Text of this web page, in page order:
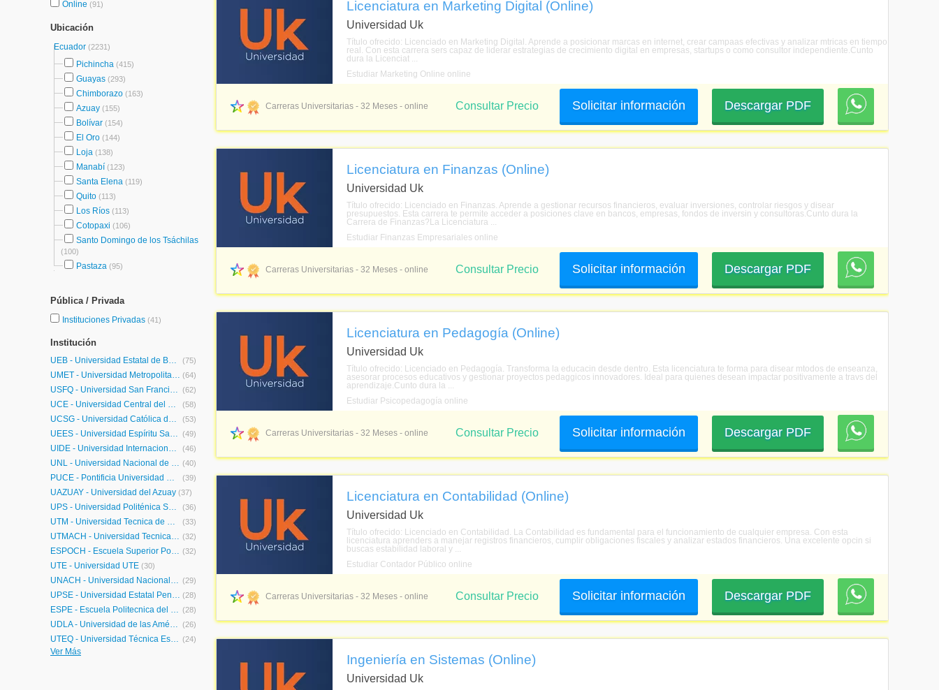
Online (91)
Ubicación
Ecuador (2231)
Pichincha (415)
Guayas (293)
Chimborazo (163)
Azuay (155)
Bolívar (154)
El Oro (144)
Loja (138)
Manabí (123)
Santa Elena (119)
Quito (113)
Los Ríos (113)
Cotopaxi (106)
Santo Domingo de los Tsáchilas
(100)
Pastaza (95)
Pública / Privada
Instituciones Privadas (41)
Institución
UEB - Universidad Estatal de Bolivar (75)
UMET - Universidad Metropolitana (64)
USFQ - Universidad San Francisco de Quito (62)
UCE - Universidad Central del Ecuador (58)
UCSG - Universidad Católica de Santiago de Guayaquil (53)
UEES - Universidad Espíritu Santo (49)
UIDE - Universidad Internacional de Ecuador (46)
UNL - Universidad Nacional de Loja (40)
PUCE - Pontificia Universidad Católica del Ecuador (39)
UAZUAY - Universidad del Azuay (37)
UPS - Universidad Politénica Salesiana (36)
UTM - Universidad Tecnica de Manabi (33)
UTMACH - Universidad Tecnica de Machala (32)
ESPOCH - Escuela Superior Politécnica del Chimborazo (32)
UTE - Universidad UTE (30)
UNACH - Universidad Nacional del Chimborazo (29)
UPSE - Universidad Estatal Peninsula de Santa Elena (28)
ESPE - Escuela Politecnica del Ejercito (28)
UDLA - Universidad de las Américas (26)
UTEQ - Universidad Técnica Estatal de Quevedo (24)
Ver Más
Licenciatura en Marketing Digital (Online)
Universidad Uk
Título ofrecido: Licenciado en Marketing Digital. Aprende a posicionar marcas en internet, crear campaas efectivas y analizar mtricas en tiempo
real. Con esta carrera sers capaz de liderar estrategias de crecimiento digital en empresas, startups o como consultor independiente.Cunto
dura la Licenciat ...
Estudiar Marketing Online online
Carreras Universitarias - 32 Meses - online Descargar PDF
Solicitar información
Consultar Precio
Licenciatura en Finanzas (Online)
Universidad Uk
Título ofrecido: Licenciado en Finanzas. Aprende a gestionar recursos financieros, evaluar inversiones, controlar riesgos y disear
presupuestos. Esta carrera te permite acceder a posiciones clave en bancos, empresas, fondos de inversin y consultoras.Cunto dura la
Carrera de Finanzas?La Licenciatura ...
Estudiar Finanzas Empresariales online
Carreras Universitarias - 32 Meses - online Descargar PDF
Solicitar información
Consultar Precio
Licenciatura en Pedagogía (Online)
Universidad Uk
Título ofrecido: Licenciado en Pedagogía. Transforma la educacin desde dentro. Esta licenciatura te forma para disear mtodos de enseanza,
asesorar procesos educativos y gestionar proyectos pedaggicos innovadores. Ideal para quienes desean impactar positivamente a travs del
aprendizaje.Cunto dura la ...
Estudiar Psicopedagogía online
Carreras Universitarias - 32 Meses - online Descargar PDF
Solicitar información
Consultar Precio
Licenciatura en Contabilidad (Online)
Universidad Uk
Título ofrecido: Licenciado en Contabilidad. La Contabilidad es fundamental para el funcionamiento de cualquier empresa. Con esta
licenciatura aprenders a manejar registros financieros, cumplir obligaciones fiscales y analizar estados financieros. Una excelente opcin si
buscas estabilidad laboral y ...
Estudiar Contador Público online
Carreras Universitarias - 32 Meses - online Descargar PDF
Solicitar información
Consultar Precio
Ingeniería en Sistemas (Online)
Universidad Uk